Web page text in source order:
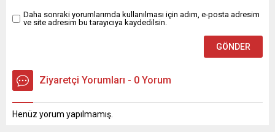
Daha sonraki yorumlarımda kullanılması için adım, e-posta adresim
ve site adresim bu tarayıcıya kaydedilsin.
Ziyaretçi Yorumları - 0 Yorum
Henüz yorum yapılmamış.